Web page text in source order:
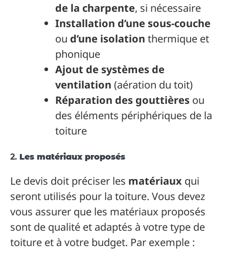
de la charpente, si nécessaire
Installation d’une sous-couche
ou d’une isolation thermique et
phonique
Ajout de systèmes de
ventilation (aération du toit)
Réparation des gouttières ou
des éléments périphériques de la
toiture
2. Les matériaux proposés
Le devis doit préciser les matériaux qui
seront utilisés pour la toiture. Vous devez
vous assurer que les matériaux proposés
sont de qualité et adaptés à votre type de
toiture et à votre budget. Par exemple :